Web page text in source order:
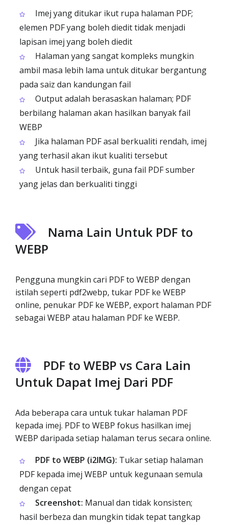
Imej yang ditukar ikut rupa halaman PDF;
elemen PDF yang boleh diedit tidak menjadi
lapisan imej yang boleh diedit
Halaman yang sangat kompleks mungkin
ambil masa lebih lama untuk ditukar bergantung
pada saiz dan kandungan fail
Output adalah berasaskan halaman; PDF
berbilang halaman akan hasilkan banyak fail
WEBP
Jika halaman PDF asal berkualiti rendah, imej
yang terhasil akan ikut kualiti tersebut
Untuk hasil terbaik, guna fail PDF sumber
yang jelas dan berkualiti tinggi
Nama Lain Untuk PDF to
WEBP
Pengguna mungkin cari PDF to WEBP dengan
istilah seperti pdf2webp, tukar PDF ke WEBP
online, penukar PDF ke WEBP, export halaman PDF
sebagai WEBP atau halaman PDF ke WEBP.
PDF to WEBP vs Cara Lain
Untuk Dapat Imej Dari PDF
Ada beberapa cara untuk tukar halaman PDF
kepada imej. PDF to WEBP fokus hasilkan imej
WEBP daripada setiap halaman terus secara online.
PDF to WEBP (i2IMG): Tukar setiap halaman
PDF kepada imej WEBP untuk kegunaan semula
dengan cepat
Screenshot: Manual dan tidak konsisten;
hasil berbeza dan mungkin tidak tepat tangkap